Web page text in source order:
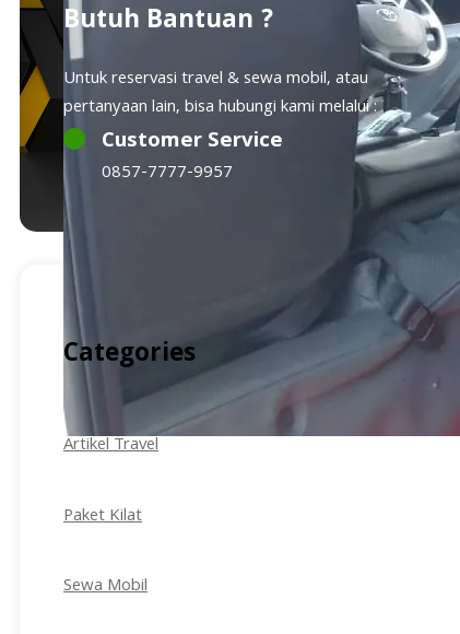
Butuh Bantuan ?
Untuk reservasi travel & sewa mobil, atau
pertanyaan lain, bisa hubungi kami melalui :
Customer Service
0857-7777-9957
Categories
Artikel Travel
Paket Kilat
Sewa Mobil